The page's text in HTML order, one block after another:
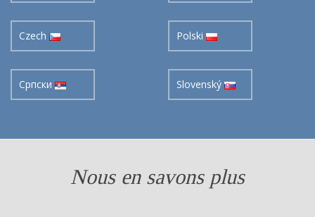
Czech Polski
Cрпски Slovenský
Nous en savons plus